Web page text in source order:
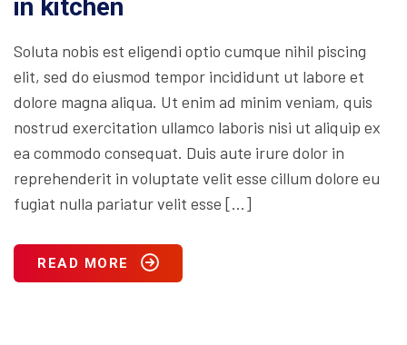
in kitchen
Soluta nobis est eligendi optio cumque nihil piscing
elit, sed do eiusmod tempor incididunt ut labore et
dolore magna aliqua. Ut enim ad minim veniam, quis
nostrud exercitation ullamco laboris nisi ut aliquip ex
ea commodo consequat. Duis aute irure dolor in
reprehenderit in voluptate velit esse cillum dolore eu
fugiat nulla pariatur velit esse […]
READ MORE